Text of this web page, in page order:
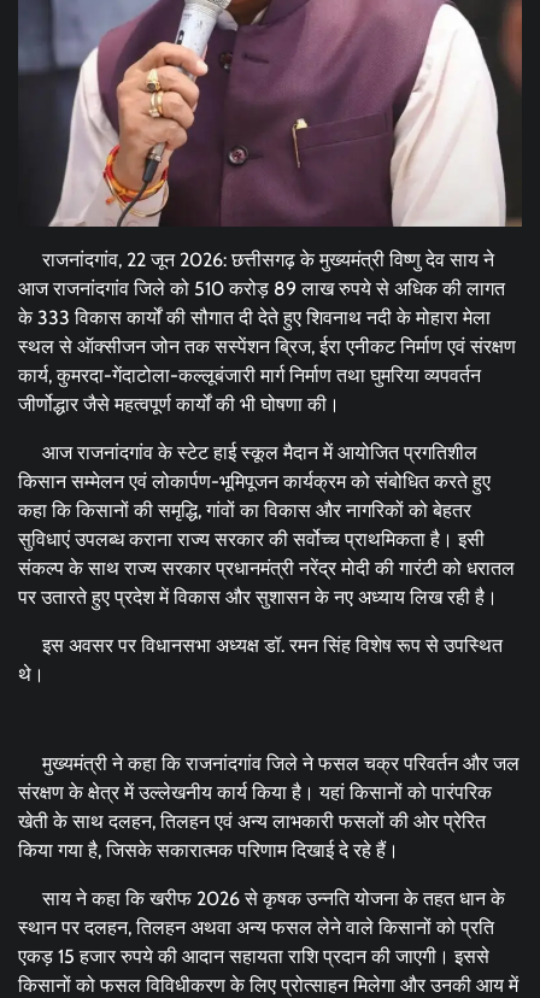
राजनांदगांव, 22 जून 2026: छत्तीसगढ़ के मुख्यमंत्री विष्णु देव साय ने
आज राजनांदगांव जिले को 510 करोड़ 89 लाख रुपये से अधिक की लागत
के 333 विकास कार्यों की सौगात दी देते हुए शिवनाथ नदी के मोहारा मेला
स्थल से ऑक्सीजन जोन तक सस्पेंशन ब्रिज, ईरा एनीकट निर्माण एवं संरक्षण
कार्य, कुमरदा-गेंदाटोला-कल्लूबंजारी मार्ग निर्माण तथा घुमरिया व्यपवर्तन
जीर्णोद्धार जैसे महत्वपूर्ण कार्यों की भी घोषणा की।
आज राजनांदगांव के स्टेट हाई स्कूल मैदान में आयोजित प्रगतिशील
किसान सम्मेलन एवं लोकार्पण-भूमिपूजन कार्यक्रम को संबोधित करते हुए
कहा कि किसानों की समृद्धि, गांवों का विकास और नागरिकों को बेहतर
सुविधाएं उपलब्ध कराना राज्य सरकार की सर्वोच्च प्राथमिकता है। इसी
संकल्प के साथ राज्य सरकार प्रधानमंत्री नरेंद्र मोदी की गारंटी को धरातल
पर उतारते हुए प्रदेश में विकास और सुशासन के नए अध्याय लिख रही है।
इस अवसर पर विधानसभा अध्यक्ष डॉ. रमन सिंह विशेष रूप से उपस्थित
थे।
मुख्यमंत्री ने कहा कि राजनांदगांव जिले ने फसल चक्र परिवर्तन और जल
संरक्षण के क्षेत्र में उल्लेखनीय कार्य किया है। यहां किसानों को पारंपरिक
खेती के साथ दलहन, तिलहन एवं अन्य लाभकारी फसलों की ओर प्रेरित
किया गया है, जिसके सकारात्मक परिणाम दिखाई दे रहे हैं।
साय ने कहा कि खरीफ 2026 से कृषक उन्नति योजना के तहत धान के
स्थान पर दलहन, तिलहन अथवा अन्य फसल लेने वाले किसानों को प्रति
एकड़ 15 हजार रुपये की आदान सहायता राशि प्रदान की जाएगी। इससे
किसानों को फसल विविधीकरण के लिए प्रोत्साहन मिलेगा और उनकी आय में